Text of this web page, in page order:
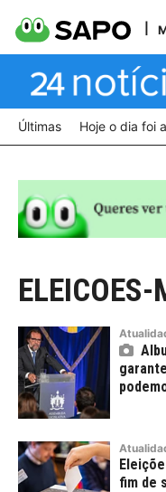
Últimas Hoje o dia foi
fim de